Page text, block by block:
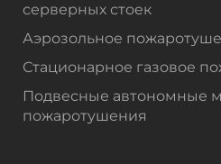
серверных стоек
Аэрозольное
Стационарное газовое
Подвесные автономные
пожаротушения